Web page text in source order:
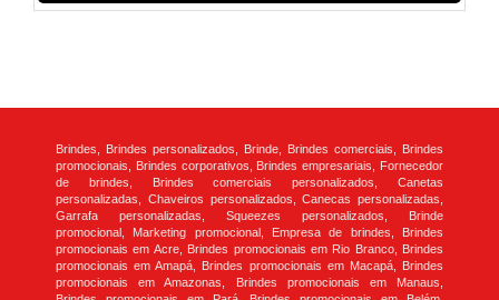
Brindes, Brindes personalizados, Brinde, Brindes comerciais, Brindes
promocionais, Brindes corporativos, Brindes empresariais, Fornecedor
de brindes, Brindes comerciais personalizados, Canetas
personalizadas, Chaveiros personalizados, Canecas personalizadas,
Garrafa personalizadas, Squeezes personalizados, Brinde
promocional, Marketing promocional, Empresa de brindes, Brindes
promocionais em Acre, Brindes promocionais em Rio Branco, Brindes
promocionais em Amapá, Brindes promocionais em Macapá, Brindes
promocionais em Amazonas, Brindes promocionais em Manaus,